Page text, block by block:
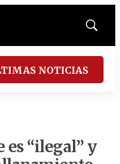
Mostrar
NOTICIAS
es “ilegal” y